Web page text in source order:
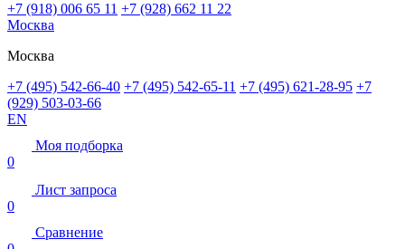
+7 (918) 006 65 11 +7 (928) 662 11 22
Москва
Москва
+7 (495) 542-66-40 +7 (495) 542-65-11 +7 (495) 621-28-95 +7
(929) 503-03-66
EN
Моя подборка
0
Лист запроса
0
Сравнение